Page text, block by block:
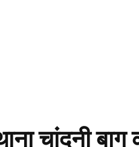
चांदनी बाग